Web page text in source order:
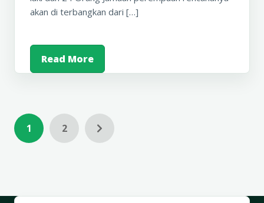
akan di terbangkan dari […]
Read More
1 2